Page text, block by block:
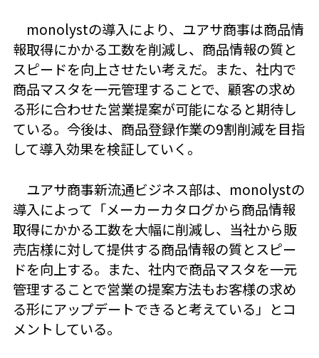
monolystの導入により、ユアサ商事は商品情
報取得にかかる工数を削減し、商品情報の質と
スピードを向上させたい考えだ。また、社内で
商品マスタを一元管理することで、顧客の求め
る形に合わせた営業提案が可能になると期待し
ている。今後は、商品登録作業の9割削減を目指
して導入効果を検証していく。
ユアサ商事新流通ビジネス部は、monolystの
導入によって「メーカーカタログから商品情報
取得にかかる工数を大幅に削減し、当社から販
売店様に対して提供する商品情報の質とスピー
ドを向上する。また、社内で商品マスタを一元
管理することで営業の提案方法もお客様の求め
る形にアップデートできると考えている」とコ
メントしている。